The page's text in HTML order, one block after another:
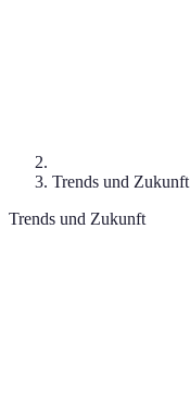
Trends und Zukunft
Trends und Zukunft